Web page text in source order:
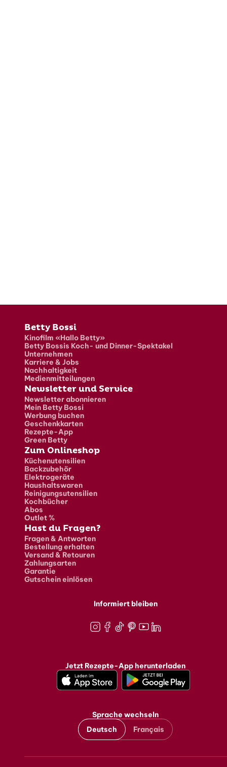
Fusszeile
Betty Bossi
Kinofilm «Hallo Betty»
Betty Bossis Koch- und Dinner-Spektakel
Unternehmen
Karriere & Jobs
Nachhaltigkeit
Medienmitteilungen
Newsletter und Service
Newsletter abonnieren
Mein Betty Bossi
Werbung buchen
Geschenkkarten
Rezepte-App
Green Betty
Zum Onlineshop
Küchenutensilien
Backzubehör
Elektrogeräte
Haushaltswaren
Reinigungsutensilien
Kochbücher
Abos
Outlet %
Hast du Fragen?
Fragen & Antworten
Bestellung erhalten
Versand & Retouren
Zahlungsarten
Garantie
Gutschein einlösen
Informiert bleiben
Jetzt Rezepte-App herunterladen
Sprache wechseln
Deutsch
Français